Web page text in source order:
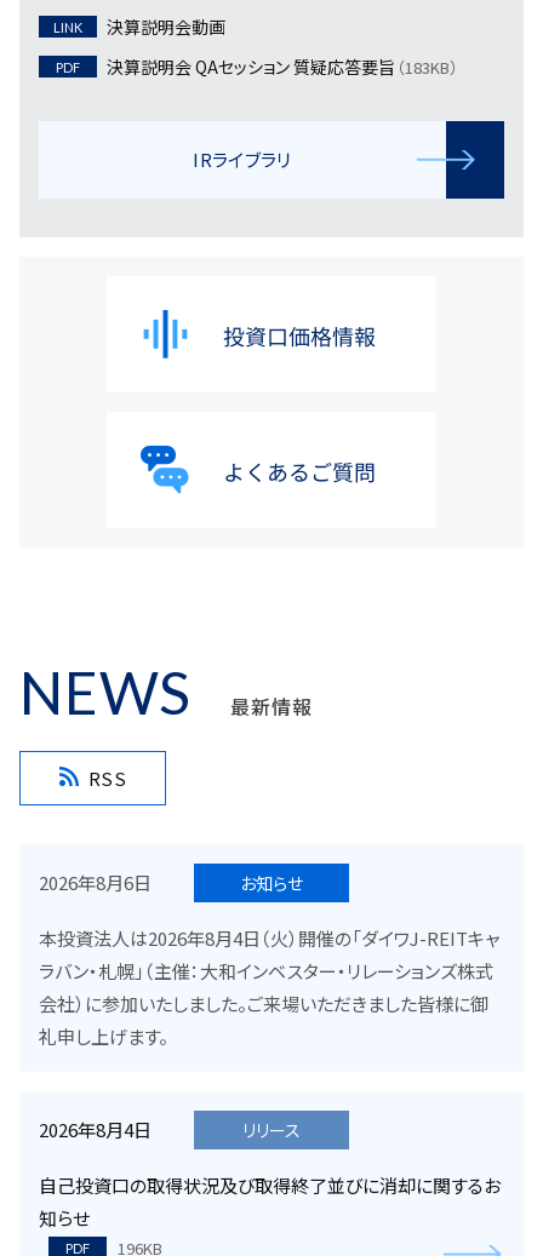
LINK 決算説明会動画
PDF 決算説明会 QAセッション 質疑応答要旨 （183KB）
IRライブラリ
NEWS 最新情報
RSS
2026年8月6日 お知らせ
本投資法人は2026年8月4日（火）開催の「ダイワJ-REITキャ
ラバン・札幌」（主催：大和インベスター・リレーションズ株式
会社）に参加いたしました。ご来場いただきました皆様に御
礼申し上げます。
2026年8月4日 リリース
自己投資口の取得状況及び取得終了並びに消却に関するお
知らせ
PDF 196KB